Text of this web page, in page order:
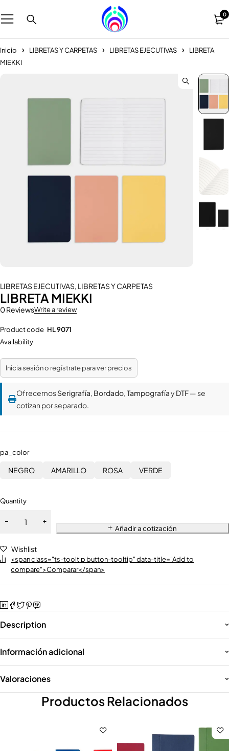
0
Inicio LIBRETAS Y CARPETAS LIBRETAS EJECUTIVAS
LIBRETA
MIEKKI
LIBRETAS EJECUTIVAS, LIBRETAS Y CARPETAS
LIBRETA MIEKKI
0 ReviewsWrite a review
Product code HL 9071
Availability
Inicia sesión o regístrate para ver precios
OfrecemosSerigrafía, Bordado,TampografíayDTF— se
cotizan por separado.
pa_color
NEGRO AMARILLO ROSA VERDE
Quantity
Añadir a cotización
Wishlist
<span class="ts-tooltip button-tooltip" data-title="Add to
compare">Comparar</span>
Description
Información adicional
Valoraciones
Productos Relacionados